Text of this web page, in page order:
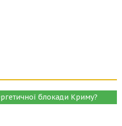
блокади Криму?